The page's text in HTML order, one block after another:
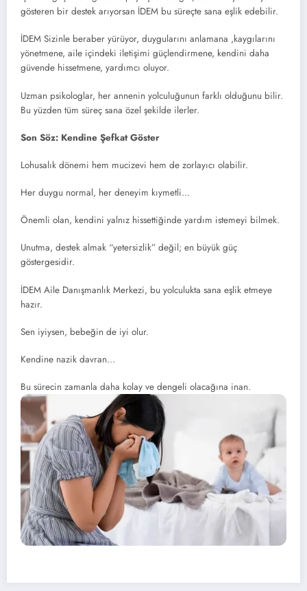
gösteren bir destek arıyorsan İDEM bu süreçte sana eşlik edebilir.
İDEM Sizinle beraber yürüyor, duygularını anlamana ,kaygılarını
yönetmene, aile içindeki iletişimi güçlendirmene, kendini daha
güvende hissetmene, yardımcı oluyor.
Uzman psikologlar, her annenin yolculuğunun farklı olduğunu bilir.
Bu yüzden tüm süreç sana özel şekilde ilerler.
Son Söz: Kendine Şefkat Göster
Lohusalık dönemi hem mucizevi hem de zorlayıcı olabilir.
Her duygu normal, her deneyim kıymetli…
Önemli olan, kendini yalnız hissettiğinde yardım istemeyi bilmek.
Unutma, destek almak “yetersizlik” değil; en büyük güç
göstergesidir.
İDEM Aile Danışmanlık Merkezi, bu yolculukta sana eşlik etmeye
hazır.
Sen iyiysen, bebeğin de iyi olur.
Kendine nazik davran…
Bu sürecin zamanla daha kolay ve dengeli olacağına inan.